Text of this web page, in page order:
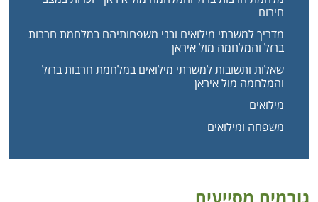
חירום
מדריך למשרתי מילואים ובני משפחותיהם במלחמת חרבות
ברזל והמלחמה מול איראן
שאלות ותשובות למשרתי מילואים במלחמת חרבות ברזל
והמלחמה מול איראן
מילואים
משפחה ומילואים
גורמים מסייעים